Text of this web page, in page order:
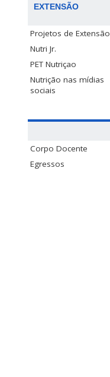
EXTENSÃO
Projetos de Extensão
Nutri Jr.
PET Nutriçao
Nutrição nas mídias
sociais
Corpo Docente
Egressos